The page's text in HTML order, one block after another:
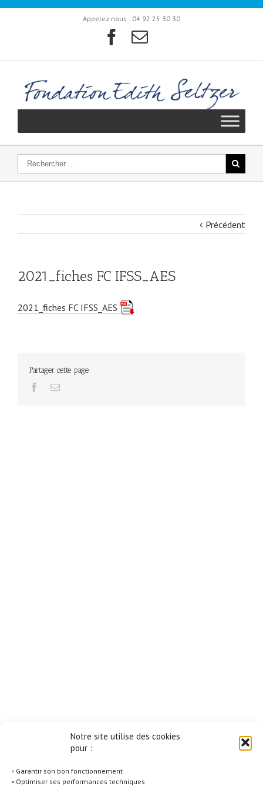
Notre site utilise des cookies
pour :
◦ Garantir son bon fonctionnement
◦ Optimiser ses performances techniques
Appelez nous : 04 92 25 30 30
Précédent
2021_fiches FC IFSS_AES
2021_fiches FC IFSS_AES
Partager cette page